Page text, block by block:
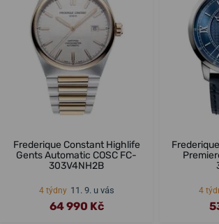
Frederique Constant Highlife
Gents Automatic COSC FC-
303V4NH2B
4 týdny 11. 9. u vás
64 990 Kč
4